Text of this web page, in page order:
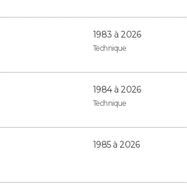
1983 à 2026
Technique
1984 à 2026
Technique
1985 à 2026